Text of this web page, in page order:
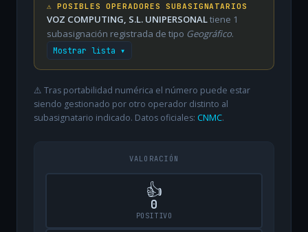
⚠️ POSIBLES OPERADORES SUBASIGNATARIOS
VOZ COMPUTING, S.L. UNIPERSONALtiene 1
subasignación registrada de tipo Geográfico.
Mostrar lista ▾
⚠️ Tras portabilidad numérica el número puede estar
siendo gestionado por otro operador distinto al
subasignatario indicado. Datos oficiales: CNMC.
VALORACIÓN
👍
0
POSITIVO